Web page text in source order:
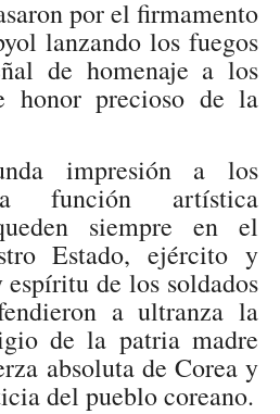
por el firmamento
lanzando los fuegos
de homenaje a los
honor precioso de la
impresión a los
función artística
siempre en el
Estado, ejército y
de los soldados
a ultranza la
de la patria madre
absoluta de Corea y
del pueblo coreano.